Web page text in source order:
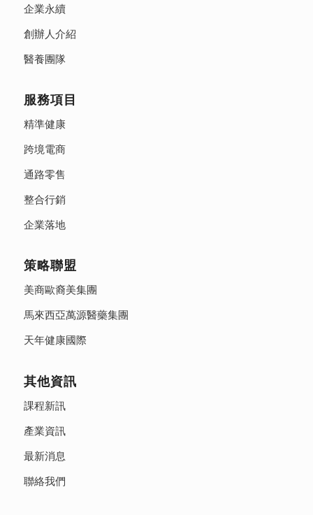
企業永續
創辦人介紹
醫養團隊
服務項目
精準健康
跨境電商
通路零售
整合行銷
企業落地
策略聯盟
美商歐裔美集團
馬來西亞萬源醫藥集團
天年健康國際
其他資訊
課程新訊
產業資訊
最新消息
聯絡我們